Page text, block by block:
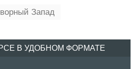
Запад
В УДОБНОМ ФОРМАТЕ